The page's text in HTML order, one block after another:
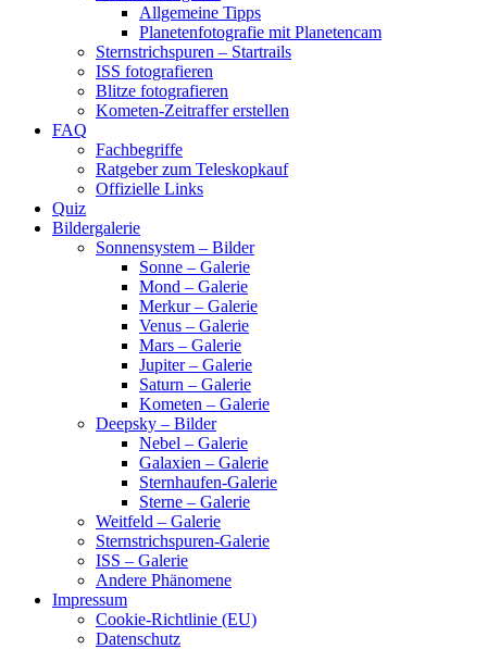
Allgemeine Tipps
Planetenfotografie mit Planetencam
Sternstrichspuren – Startrails
ISS fotografieren
Blitze fotografieren
Kometen-Zeitraffer erstellen
FAQ
Fachbegriffe
Ratgeber zum Teleskopkauf
Offizielle Links
Quiz
Bildergalerie
Sonnensystem – Bilder
Sonne – Galerie
Mond – Galerie
Merkur – Galerie
Venus – Galerie
Mars – Galerie
Jupiter – Galerie
Saturn – Galerie
Kometen – Galerie
Deepsky – Bilder
Nebel – Galerie
Galaxien – Galerie
Sternhaufen-Galerie
Sterne – Galerie
Weitfeld – Galerie
Sternstrichspuren-Galerie
ISS – Galerie
Andere Phänomene
Impressum
Cookie-Richtlinie (EU)
Datenschutz